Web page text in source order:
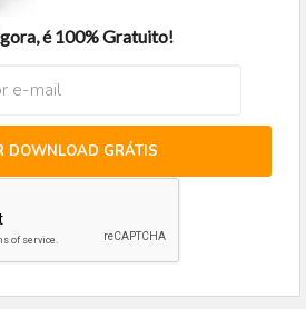
é 100% Gratuito!
DOWNLOAD GRÁTIS